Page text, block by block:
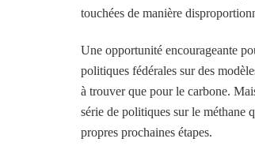
touchées de manière
Une opportunité encourageante
politiques fédérales sur des
à trouver que pour le carbone.
série de politiques sur le méthane
propres prochaines étapes.